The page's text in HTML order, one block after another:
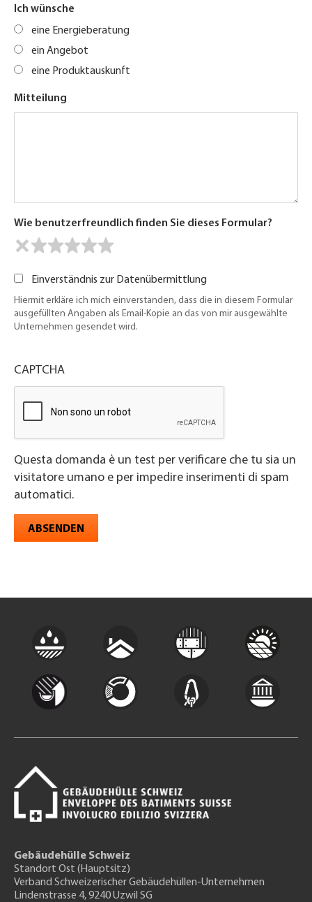
Ich wünsche
eine Energieberatung
ein Angebot
eine Produktauskunft
Mitteilung
Wie benutzerfreundlich finden Sie dieses Formular?
Einverständnis zur Datenübermittlung
Hiermit erkläre ich mich einverstanden, dass die in diesem Formular
ausgefüllten Angaben als Email-Kopie an das von mir ausgewählte
Unternehmen gesendet wird.
CAPTCHA
Questa domanda è un test per verificare che tu sia un
visitatore umano e per impedire inserimenti di spam
automatici.
ABSENDEN
Gebäudehülle Schweiz
Standort Ost (Hauptsitz)
Verband Schweizerischer Gebäudehüllen-Unternehmen
Lindenstrasse 4, 9240 Uzwil SG